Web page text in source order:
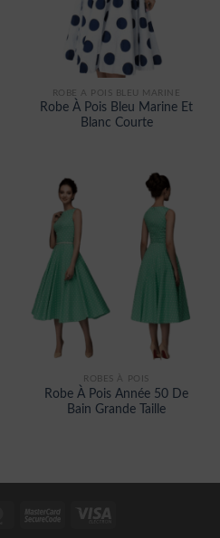
ROBE A POIS BLEU MARINE
Robe À Pois Bleu Marine Et
Blanc Courte
ROBES À POIS
Robe À Pois Année 50 De
Bain Grande Taille